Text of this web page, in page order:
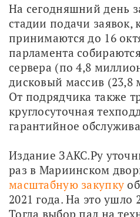
На сегодняшний день
стадии подачи заявок,
принимаются до 16
парламента
сервера (по 4,8
дисковый массив (23,8
От подрядчика также
круглосуточная
гарантийное
Издание ЗАКС.Ру
масштабную закупку
2021 года. На это ушло
Тогда выбор пал на